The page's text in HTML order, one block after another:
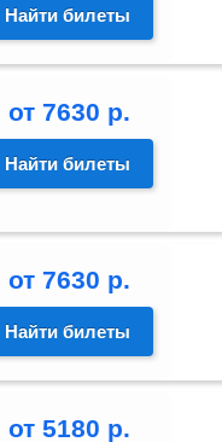
Найти билеты
от 7630 р.
Найти билеты
от 7630 р.
Найти билеты
от 5180 р.